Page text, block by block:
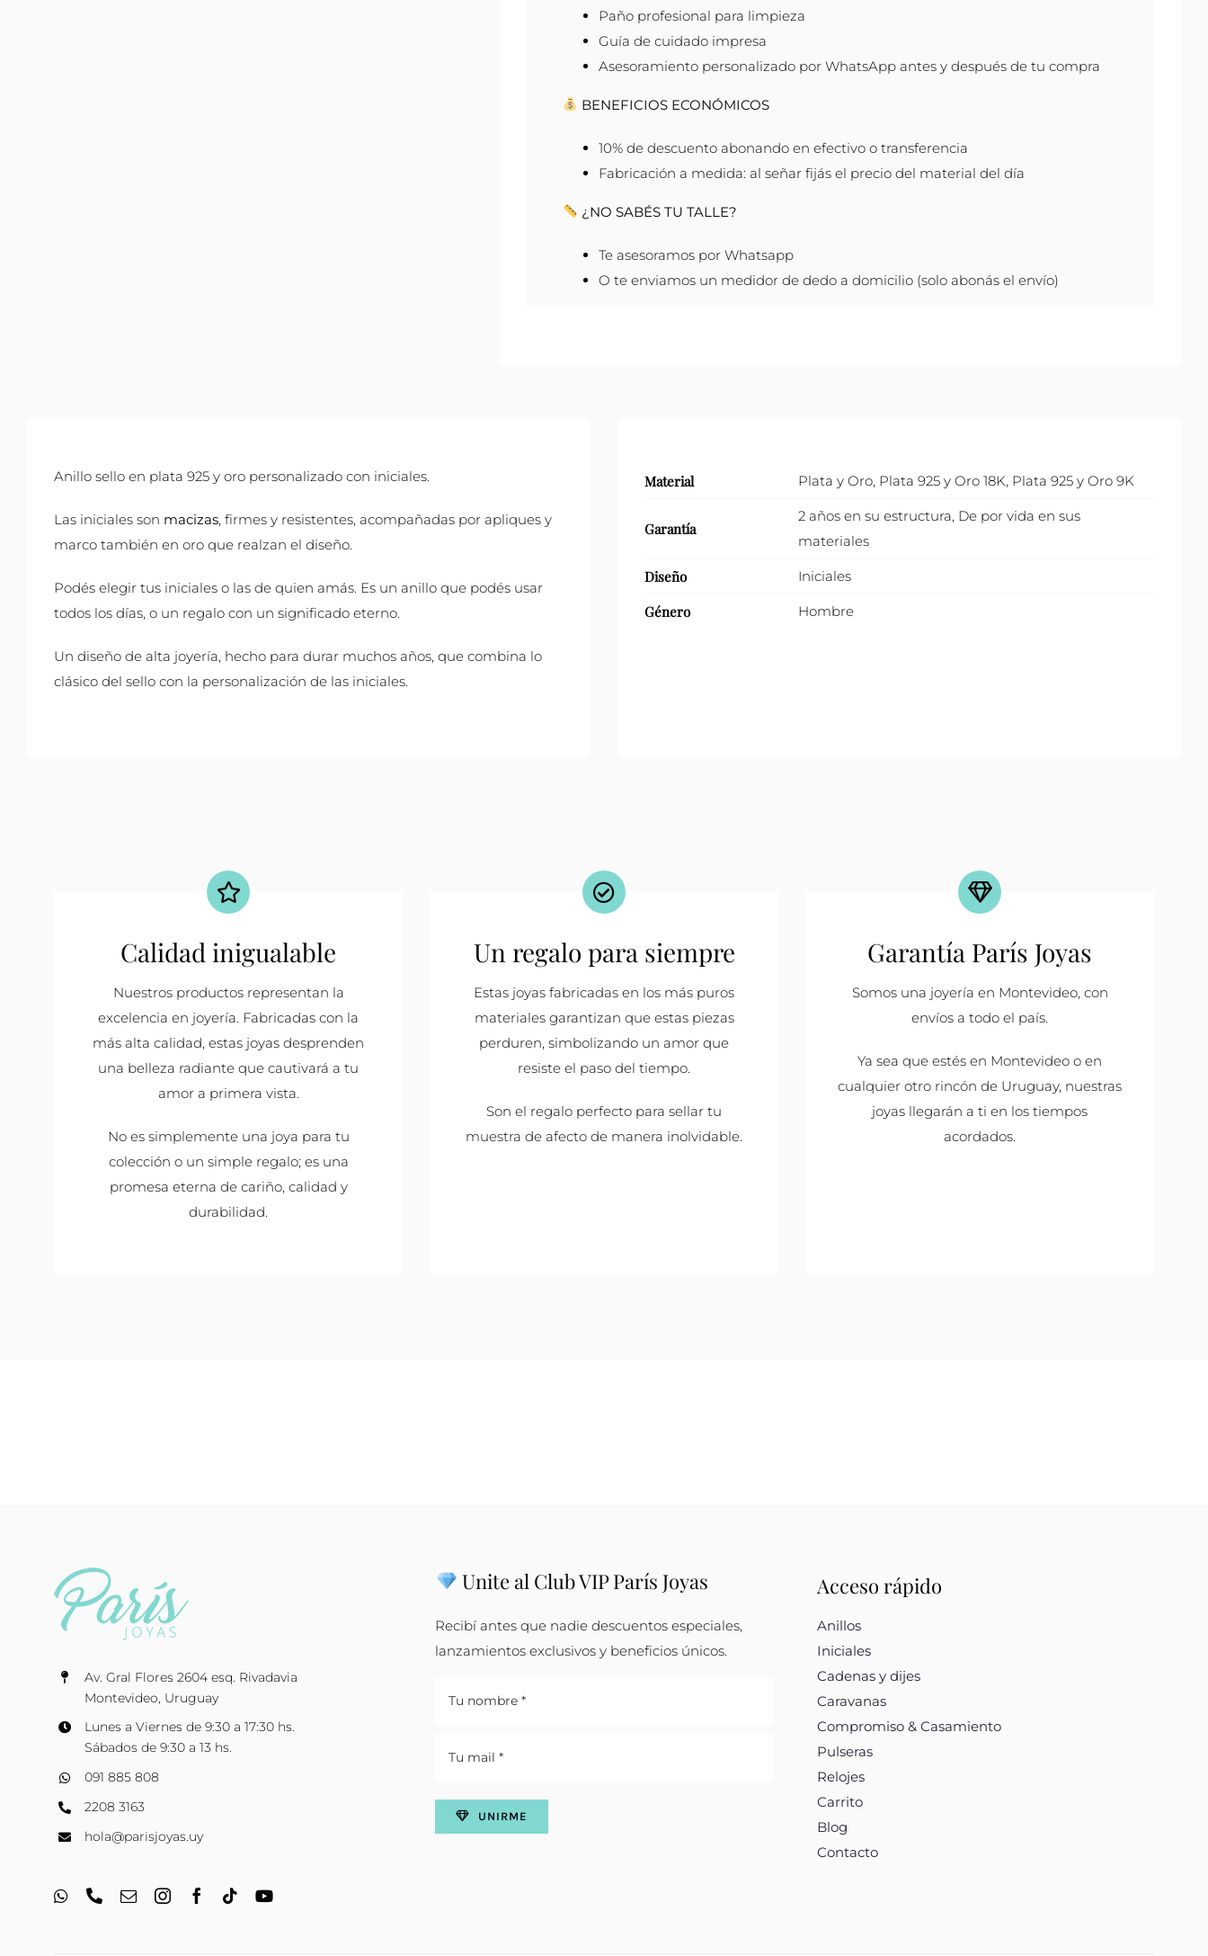
Paño profesional para limpieza
Guía de cuidado impresa
Asesoramiento personalizado por WhatsApp antes y después de tu compra
BENEFICIOS ECONÓMICOS
10% de descuento abonando en efectivo o transferencia
Fabricación a medida: al señar fijás el precio del material del día
¿NO SABÉS TU TALLE?
Te asesoramos por Whatsapp
O te enviamos un medidor de dedo a domicilio (solo abonás el envío)
Anillo sello en plata 925 y oro personalizado con iniciales.
Las iniciales son macizas, firmes y resistentes, acompañadas por apliques y
marco también en oro que realzan el diseño.
Podés elegir tus iniciales o las de quien amás. Es un anillo que podés usar
todos los días, o un regalo con un significado eterno.
Un diseño de alta joyería, hecho para durar muchos años, que combina lo
clásico del sello con la personalización de las iniciales.
Material Plata y Oro, Plata 925 y Oro 18K, Plata 925 y Oro 9K
Garantía
2 años en su estructura, De por vida en sus
materiales
Diseño Iniciales
Género Hombre
Calidad inigualable
Nuestros productos representan la
excelencia en joyería. Fabricadas con la
más alta calidad, estas joyas desprenden
una belleza radiante que cautivará a tu
amor a primera vista.
No es simplemente una joya para tu
colección o un simple regalo; es una
promesa eterna de cariño, calidad y
durabilidad.
Un regalo para siempre
Estas joyas fabricadas en los más puros
materiales garantizan que estas piezas
perduren, simbolizando un amor que
resiste el paso del tiempo.
Son el regalo perfecto para sellar tu
muestra de afecto de manera inolvidable.
Garantía París Joyas
Somos una joyería en Montevideo, con
envíos a todo el país.
Ya sea que estés en Montevideo o en
cualquier otro rincón de Uruguay, nuestras
joyas llegarán a ti en los tiempos
acordados.
Av. Gral Flores 2604 esq. Rivadavia
Montevideo, Uruguay
Lunes a Viernes de 9:30 a 17:30 hs.
Sábados de 9:30 a 13 hs.
091 885 808
2208 3163
hola@parisjoyas.uy
Unite al Club VIP París Joyas
Recibí antes que nadie descuentos especiales,
lanzamientos exclusivos y beneficios únicos.
UNIRME
Acceso rápido
Anillos
Iniciales
Cadenas y dijes
Caravanas
Compromiso & Casamiento
Pulseras
Relojes
Carrito
Blog
Contacto